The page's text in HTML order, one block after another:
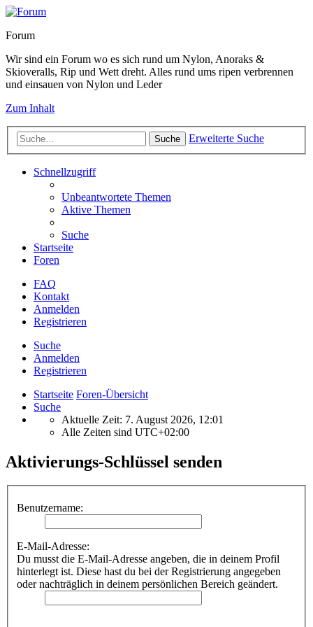
Forum
Wir sind ein Forum wo es sich rund um Nylon, Anoraks &
Skioveralls, Rip und Wett dreht. Alles rund ums ripen verbrennen
und einsauen von Nylon und Leder
Zum Inhalt
Suche Erweiterte Suche
Schnellzugriff
Unbeantwortete Themen
Aktive Themen
Suche
Startseite
Foren
FAQ
Kontakt
Anmelden
Registrieren
Suche
Anmelden
Registrieren
Startseite Foren-Übersicht
Suche
Aktuelle Zeit: 7. August 2026, 12:01
Alle Zeiten sind UTC+02:00
Aktivierungs-Schlüssel senden
Benutzername:
E-Mail-Adresse:
Du musst die E-Mail-Adresse angeben, die in deinem Profil
hinterlegt ist. Diese hast du bei der Registrierung angegeben
oder nachträglich in deinem persönlichen Bereich geändert.